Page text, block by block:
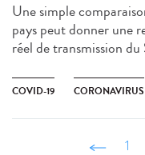
Une simple
pays peut donner une
réel de transmission
COVID-19 CORONAVIRUS
‹ 1